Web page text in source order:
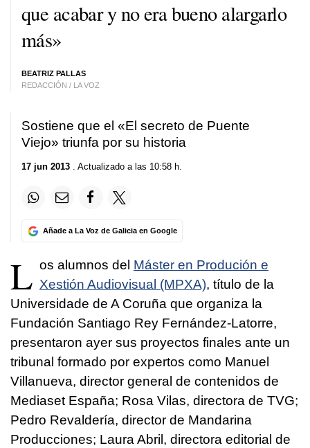
que acabar y no era bueno alargarlo
más»
BEATRIZ PALLAS
REDACCIÓN / LA VOZ
Sostiene que el «El secreto de Puente
Viejo» triunfa por su historia
17 jun 2013 . Actualizado a las 10:58 h.
Añade a La Voz de Galicia en Google
L os alumnos del Máster en Produción e
Xestión Audiovisual (MPXA), título de la
Universidade de A Coruña que organiza la
Fundación Santiago Rey Fernández-Latorre,
presentaron ayer sus proyectos finales ante un
tribunal formado por expertos como Manuel
Villanueva, director general de contenidos de
Mediaset España; Rosa Vilas, directora de TVG;
Pedro Revaldería, director de Mandarina
Producciones; Laura Abril, directora editorial de